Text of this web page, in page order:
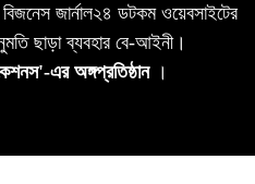
জার্নাল২৪ ডটকম ওয়েবসাইটের
ছাড়া ব্যবহার বে-আইনী।
এর অঙ্গপ্রতিষ্ঠান ।